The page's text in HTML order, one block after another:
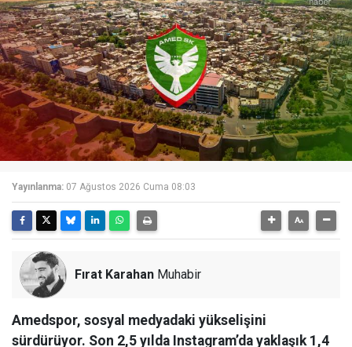
Yayınlanma: 07 Ağustos 2026 Cuma 08:03
Fırat Karahan Muhabir
Amedspor, sosyal medyadaki yükselişini
sürdürüyor. Son 2,5 yılda Instagram’da yaklaşık 1,4